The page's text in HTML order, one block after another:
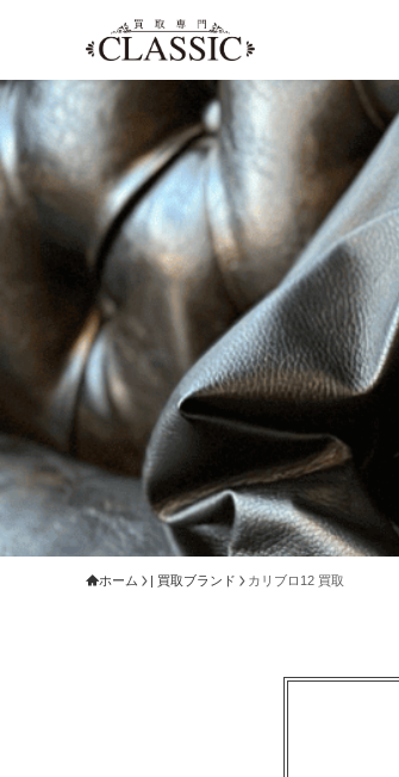
ホーム | 買取ブランド カリブロ12 買取